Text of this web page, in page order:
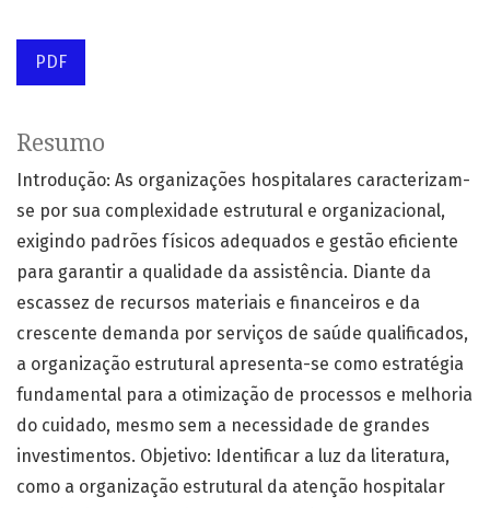
PDF
Resumo
Introdução: As organizações hospitalares caracterizam-
se por sua complexidade estrutural e organizacional,
exigindo padrões físicos adequados e gestão eficiente
para garantir a qualidade da assistência. Diante da
escassez de recursos materiais e financeiros e da
crescente demanda por serviços de saúde qualificados,
a organização estrutural apresenta-se como estratégia
fundamental para a otimização de processos e melhoria
do cuidado, mesmo sem a necessidade de grandes
investimentos. Objetivo: Identificar a luz da literatura,
como a organização estrutural da atenção hospitalar